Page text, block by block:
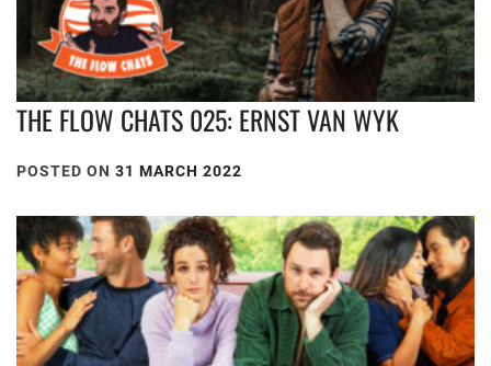
THE FLOW CHATS 025: ERNST VAN WYK
POSTED ON 31 MARCH 2022